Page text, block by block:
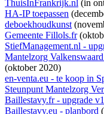
ThuisInFrankrijk.nl (in
HA-IP toepassen
deboekhoudkunst
Gemeente Fillols.fr
StiefManagement.nl -
Mantelzorg
(oktober 2020)
en-venta.eu - te koop in
Steunpunt Mantelzorg
Baillestavy.fr - upgrade
Baillestavy.eu - planbord